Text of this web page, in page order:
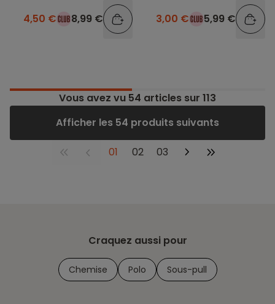
4,50 € 8,99 € 3,00 € 5,99 €
Vous avez vu 54 articles sur 113
Afficher les 54 produits suivants
01 02 03
Craquez aussi pour
Chemise Polo Sous-pull